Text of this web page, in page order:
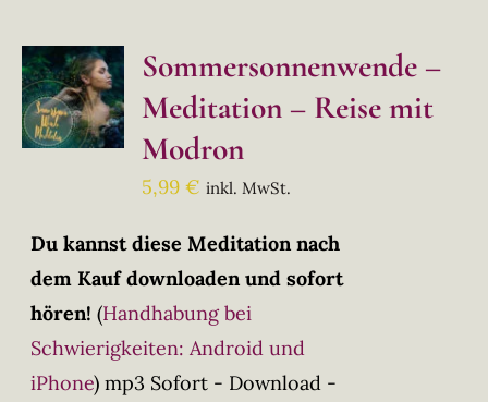
Sommersonnenwende –
Meditation – Reise mit
Modron
5,99€ inkl. MwSt.
Du kannst diese Meditation nach
dem Kauf downloaden und sofort
hören! (Handhabung bei
Schwierigkeiten: Android und
iPhone) mp3 Sofort - Download -